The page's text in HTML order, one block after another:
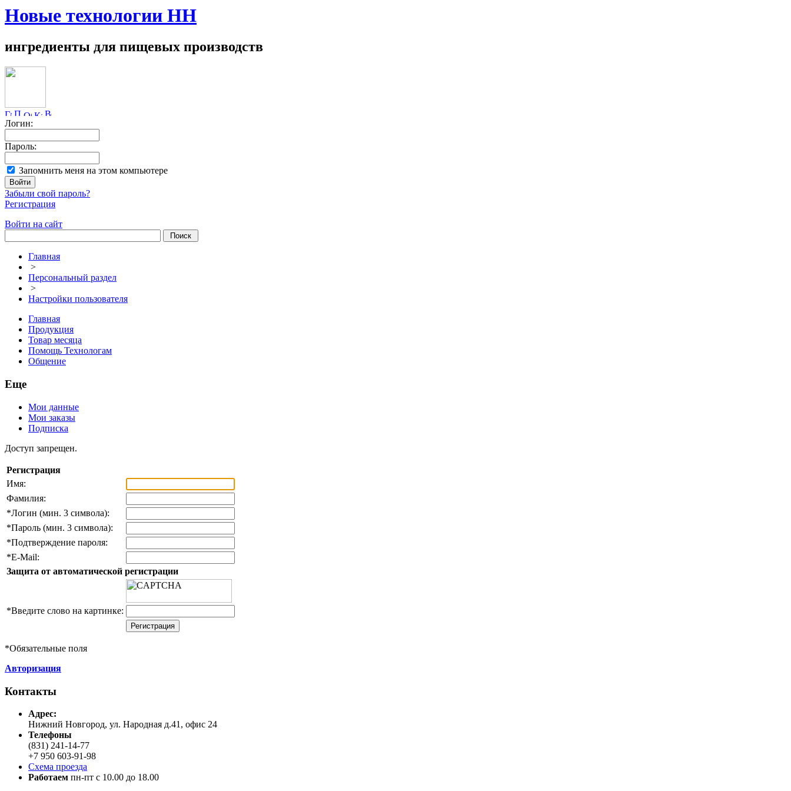
Новые технологии НН
ингредиенты для пищевых производств
Логин:
Пароль:
Запомнить меня на этом компьютере
Забыли свой пароль?
Регистрация
Войти на сайт
Главная
>
Персональный раздел
>
Настройки пользователя
Главная
Продукция
Товар месяца
Помощь Технологам
Общение
Еще
Мои данные
Мои заказы
Подписка
Доступ запрещен.
Регистрация
Имя:
Фамилия:
*Логин (мин. 3 символа):
*Пароль (мин. 3 символа):
*Подтверждение пароля:
*E-Mail:
Защита от автоматической регистрации
*Введите слово на картинке:
*Обязательные поля
Авторизация
Контакты
Адреc:
Нижний Новгород, ул. Народная д.41, офис 24
Телефоны
(831) 241-14-77
+7 950 603-91-98
Схема проезда
Работаем пн-пт с 10.00 до 18.00